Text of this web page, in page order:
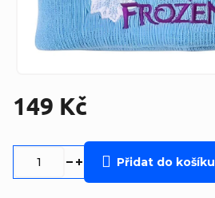
149 Kč
Přidat do košíku